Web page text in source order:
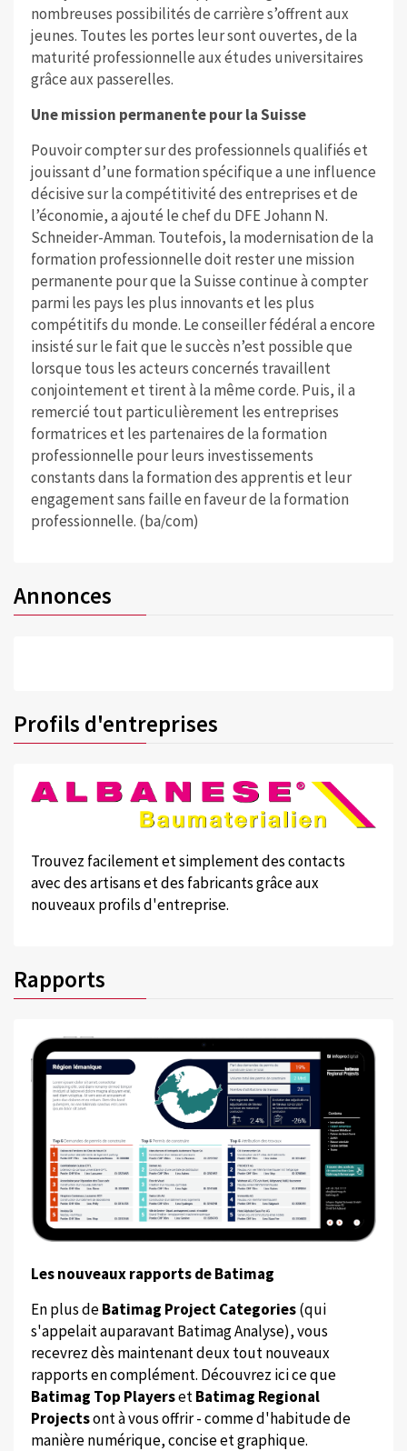
nombreuses possibilités de carrière s’offrent aux
jeunes. Toutes les portes leur sont ouvertes, de la
maturité professionnelle aux études universitaires
grâce aux passerelles.
Une mission permanente pour la Suisse
Pouvoir compter sur des professionnels qualifiés et
jouissant d’une formation spécifique a une influence
décisive sur la compétitivité des entreprises et de
l’économie, a ajouté le chef du DFE Johann N.
Schneider-Amman. Toutefois, la modernisation de la
formation professionnelle doit rester une mission
permanente pour que la Suisse continue à compter
parmi les pays les plus innovants et les plus
compétitifs du monde. Le conseiller fédéral a encore
insisté sur le fait que le succès n’est possible que
lorsque tous les acteurs concernés travaillent
conjointement et tirent à la même corde. Puis, il a
remercié tout particulièrement les entreprises
formatrices et les partenaires de la formation
professionnelle pour leurs investissements
constants dans la formation des apprentis et leur
engagement sans faille en faveur de la formation
professionnelle. (ba/com)
Annonces
Profils d'entreprises
Trouvez facilement et simplement des contacts
avec des artisans et des fabricants grâce aux
nouveaux profils d'entreprise.
Rapports
Les nouveaux rapports de Batimag
En plus deBatimag Project Categories(qui
s'appelait auparavant Batimag Analyse), vous
recevrez dès maintenant deux tout nouveaux
rapports en complément. Découvrez ici ce que
Batimag Top PlayersetBatimag Regional
Projectsont à vous offrir - comme d'habitude de
manière numérique, concise et graphique.